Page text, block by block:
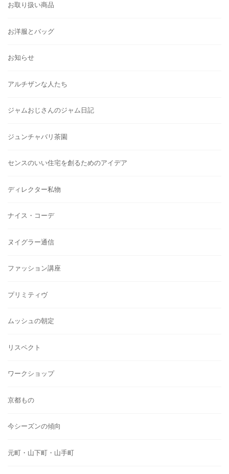
お取り扱い商品
お洋服とバッグ
お知らせ
アルチザンな人たち
ジャムおじさんのジャム日記
ジュンチャバリ茶園
センスのいい住宅を創るためのアイデア
ディレクター私物
ナイス・コーデ
ヌイグラー通信
ファッション講座
プリミティヴ
ムッシュの朝定
リスペクト
ワークショップ
京都もの
今シーズンの傾向
元町・山下町・山手町